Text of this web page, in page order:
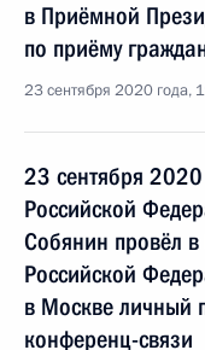
в Приёмной
по приёму
23 сентября 2020 года,
23 сентября
Российской
Собянин провёл
Российской
в Москве личный
конференц-связи